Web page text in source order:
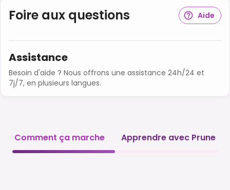
Foire aux questions Aide
Assistance
Besoin d'aide ? Nous offrons une assistance 24h/24 et
7j/7, en plusieurs langues.
Comment ça marche Apprendre avec Prune